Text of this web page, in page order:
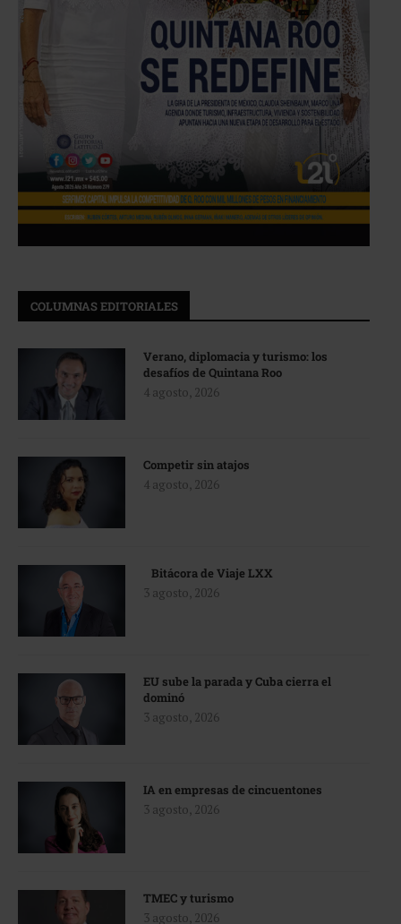
COLUMNAS EDITORIALES
Verano, diplomacia y turismo: los
desafíos de Quintana Roo
4 agosto, 2026
Competir sin atajos
4 agosto, 2026
Bitácora de Viaje LXX
3 agosto, 2026
EU sube la parada y Cuba cierra el
dominó
3 agosto, 2026
IA en empresas de cincuentones
3 agosto, 2026
TMEC y turismo
3 agosto, 2026